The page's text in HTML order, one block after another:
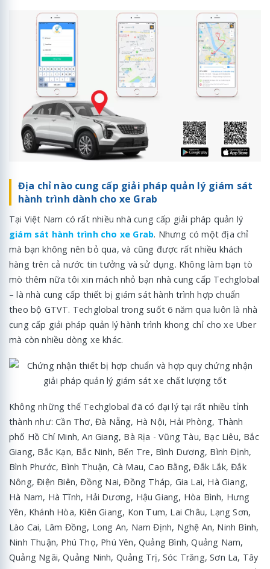
Địa chỉ nào cung cấp giải pháp quản lý giám sát
hành trình dành cho xe Grab
Tại Việt Nam có rất nhiều nhà cung cấp giải pháp quản lý
giám sát hành trình cho xe Grab. Nhưng có một địa chỉ
mà bạn không nên bỏ qua, và cũng được rất nhiều khách
hàng trên cả nước tin tưởng và sử dụng. Không làm bạn tò
mò thêm nữa tôi xin mách nhỏ bạn nhà cung cấp Techglobal
– là nhà cung cấp thiết bị giám sát hành trình hợp chuẩn
theo bộ GTVT. Techglobal trong suốt 6 năm qua luôn là nhà
cung cấp giải pháp quản lý hành trình khong chỉ cho xe Uber
mà còn nhiều dòng xe khác.
Không những thế Techglobal đã có đại lý tại rất nhiều tỉnh
thành như: Cần Thơ, Đà Nẵng, Hà Nội, Hải Phòng, Thành
phố Hồ Chí Minh, An Giang, Bà Rịa - Vũng Tàu, Bạc Liêu, Bắc
Giang, Bắc Kạn, Bắc Ninh, Bến Tre, Bình Dương, Bình Định,
Bình Phước, Bình Thuận, Cà Mau, Cao Bằng, Đắk Lắk, Đắk
Nông, Điện Biên, Đồng Nai, Đồng Tháp, Gia Lai, Hà Giang,
Hà Nam, Hà Tĩnh, Hải Dương, Hậu Giang, Hòa Bình, Hưng
Yên, Khánh Hòa, Kiên Giang, Kon Tum, Lai Châu, Lạng Sơn,
Lào Cai, Lâm Đồng, Long An, Nam Định, Nghệ An, Ninh Bình,
Ninh Thuận, Phú Thọ, Phú Yên, Quảng Bình, Quảng Nam,
Quảng Ngãi, Quảng Ninh, Quảng Trị, Sóc Trăng, Sơn La, Tây